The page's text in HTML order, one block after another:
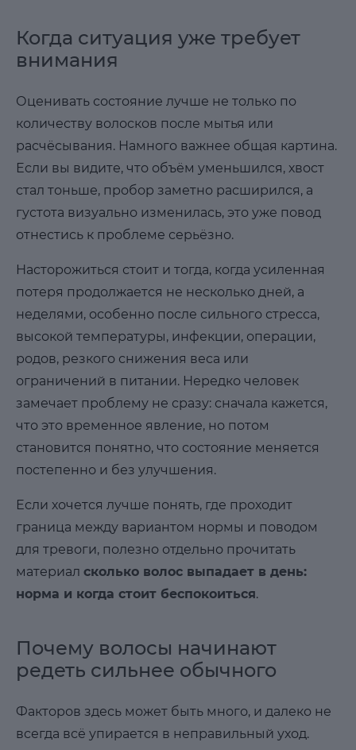
Когда ситуация уже требует
внимания
Оценивать состояние лучше не только по
количеству волосков после мытья или
расчёсывания. Намного важнее общая картина.
Если вы видите, что объём уменьшился, хвост
стал тоньше, пробор заметно расширился, а
густота визуально изменилась, это уже повод
отнестись к проблеме серьёзно.
Насторожиться стоит и тогда, когда усиленная
потеря продолжается не несколько дней, а
неделями, особенно после сильного стресса,
высокой температуры, инфекции, операции,
родов, резкого снижения веса или
ограничений в питании. Нередко человек
замечает проблему не сразу: сначала кажется,
что это временное явление, но потом
становится понятно, что состояние меняется
постепенно и без улучшения.
Если хочется лучше понять, где проходит
граница между вариантом нормы и поводом
для тревоги, полезно отдельно прочитать
материал сколько волос выпадает в день:
норма и когда стоит беспокоиться.
Почему волосы начинают
редеть сильнее обычного
Факторов здесь может быть много, и далеко не
всегда всё упирается в неправильный уход.